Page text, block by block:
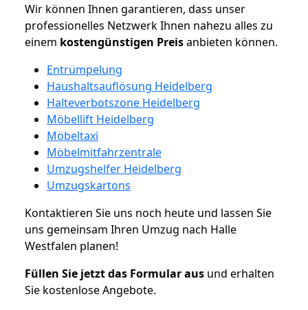
Wir können Ihnen garantieren, dass unser
professionelles Netzwerk Ihnen nahezu alles zu
einem kostengünstigen Preisanbieten können.
Entrümpelung
Haushaltsauflösung Heidelberg
Halteverbotszone Heidelberg
Möbellift Heidelberg
Möbeltaxi
Möbelmitfahrzentrale
Umzugshelfer Heidelberg
Umzugskartons
Kontaktieren Sie uns noch heute und lassen Sie
uns gemeinsam Ihren Umzug nach Halle
Westfalen planen!
Füllen Sie jetzt das Formular aus und erhalten
Sie kostenlose Angebote.